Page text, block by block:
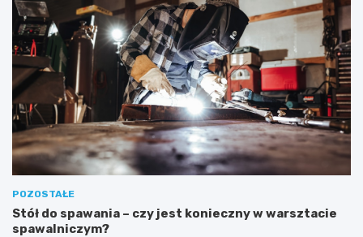
POZOSTAŁE
Stół do spawania – czy jest konieczny w warsztacie
spawalniczym?